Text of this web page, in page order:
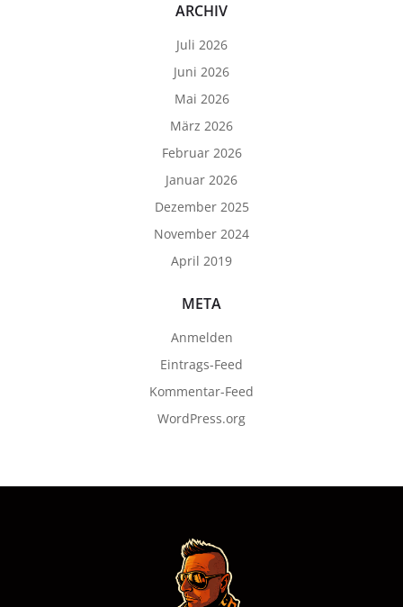
ARCHIV
Juli 2026
Juni 2026
Mai 2026
März 2026
Februar 2026
Januar 2026
Dezember 2025
November 2024
April 2019
META
Anmelden
Eintrags-Feed
Kommentar-Feed
WordPress.org